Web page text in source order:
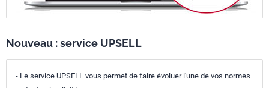
Nouveau : service UPSELL
- Le service UPSELL vous permet de faire évoluer l'une de vos normes